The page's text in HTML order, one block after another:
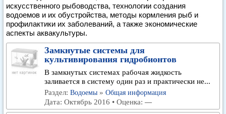
искусственного рыбоводства, технологии создания
водоемов и их обустройства, методы кормления рыб и
профилактики их заболеваний, а также экономические
аспекты аквакультуры.
Замкнутые системы для
культивирования гидробионтов
В замкнутых системах рабочая жидкость
заливается в систему один раз и практически не...
Раздел: Водоемы » Общая информация
Дата: Октябрь 2016 • Оценка: —